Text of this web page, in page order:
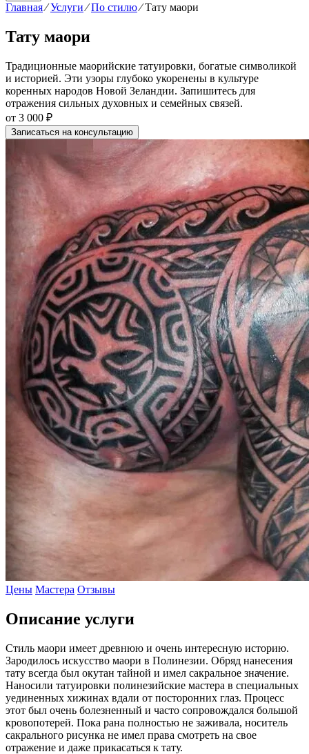
Главная⁄Услуги⁄По стилю⁄Тату маори
Тату маори
Традиционные маорийские татуировки, богатые символикой
и историей. Эти узоры глубоко укоренены в культуре
коренных народов Новой Зеландии. Запишитесь для
отражения сильных духовных и семейных связей.
от 3 000 ₽
Записаться на консультацию
Цены Мастера Отзывы
Описание услуги
Стиль маори имеет древнюю и очень интересную историю.
Зародилось искусство маори в Полинезии. Обряд нанесения
тату всегда был окутан тайной и имел сакральное значение.
Наносили татуировки полинезийские мастера в специальных
уединенных хижинах вдали от посторонних глаз. Процесс
этот был очень болезненный и часто сопровождался большой
кровопотерей. Пока рана полностью не заживала, носитель
сакрального рисунка не имел права смотреть на свое
отражение и даже прикасаться к тату.